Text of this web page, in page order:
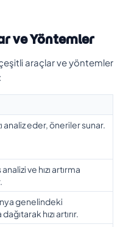
ve Yöntemler
çeşitli araçlar ve yöntemler
analiz eder, öneriler sunar.
ve hızı artırma
genelindeki
hızı artırır.